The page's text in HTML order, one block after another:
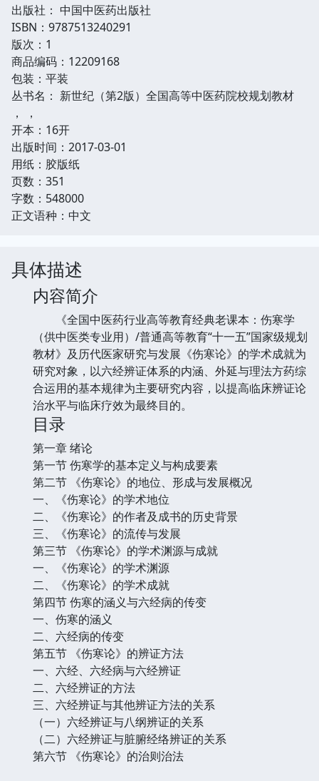
出版社： 中国中医药出版社
ISBN：9787513240291
版次：1
商品编码：12209168
包装：平装
丛书名： 新世纪（第2版）全国高等中医药院校规划教材
， ，
开本：16开
出版时间：2017-03-01
用纸：胶版纸
页数：351
字数：548000
正文语种：中文
具体描述
内容简介
《全国中医药行业高等教育经典老课本：伤寒学
（供中医类专业用）/普通高等教育“十一五”国家级规划
教材》及历代医家研究与发展《伤寒论》的学术成就为
研究对象，以六经辨证体系的内涵、外延与理法方药综
合运用的基本规律为主要研究内容，以提高临床辨证论
治水平与临床疗效为最终目的。
目录
第一章 绪论
第一节 伤寒学的基本定义与构成要素
第二节 《伤寒论》的地位、形成与发展概况
一、《伤寒论》的学术地位
二、《伤寒论》的作者及成书的历史背景
三、《伤寒论》的流传与发展
第三节 《伤寒论》的学术渊源与成就
一、《伤寒论》的学术渊源
二、《伤寒论》的学术成就
第四节 伤寒的涵义与六经病的传变
一、伤寒的涵义
二、六经病的传变
第五节 《伤寒论》的辨证方法
一、六经、六经病与六经辨证
二、六经辨证的方法
三、六经辨证与其他辨证方法的关系
（一）六经辨证与八纲辨证的关系
（二）六经辨证与脏腑经络辨证的关系
第六节 《伤寒论》的治则治法